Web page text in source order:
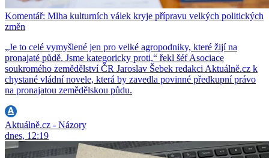
Komentář: Mlha kulturních válek kryje přípravu velkých politických
změn
„Je to celé vymyšlené jen pro velké agropodniky, které žijí na
pronajaté půdě. Jsme kategoricky proti,“ řekl šéf Asociace
soukromého zemědělství ČR Jaroslav Šebek redakci Aktuálně.cz k
chystané vládní novele, která by zavedla povinné předkupní právo
na pronajatou zemědělskou půdu.
Aktuálně.cz - Názory
dnes, 12:19